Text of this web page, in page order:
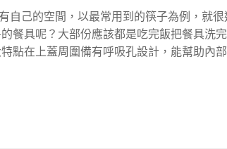
自己的空間，以最常用到的筷子為例，就很
餐具呢？大部份應該都是吃完飯把餐具洗
在上蓋周圍備有呼吸孔設計，能幫助內部